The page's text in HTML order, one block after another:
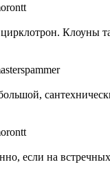
Клоуны
если на